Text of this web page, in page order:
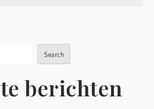
Search
berichten